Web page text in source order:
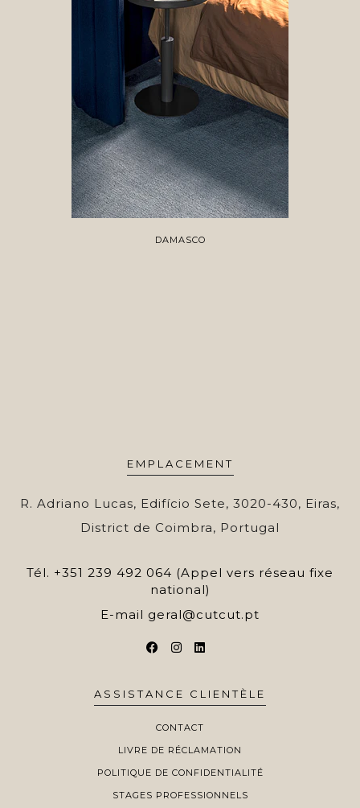
DAMASCO
EMPLACEMENT
R. Adriano Lucas, Edifício Sete, 3020-430, Eiras,
District de Coimbra, Portugal
Tél. +351 239 492 064 (Appel vers réseau fixe
national)
E-mail geral@cutcut.pt
ASSISTANCE CLIENTÈLE
CONTACT
LIVRE DE RÉCLAMATION
POLITIQUE DE CONFIDENTIALITÉ
STAGES PROFESSIONNELS